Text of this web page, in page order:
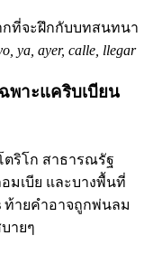
ที่จะฝึกกับบทสนทนา
ya, ayer, calle, llegar
พาะแคริบเบียน
ตริโก สาธารณรัฐ
มเบีย และบางพื้นที่
ท้ายคำอาจถูกพ่นลม
ายๆ